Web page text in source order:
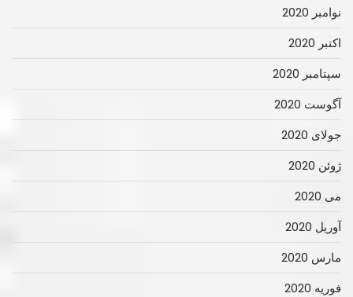
نوامبر 2020
اکتبر 2020
سپتامبر 2020
آگوست 2020
جولای 2020
ژوئن 2020
می 2020
آوریل 2020
مارس 2020
فوریه 2020